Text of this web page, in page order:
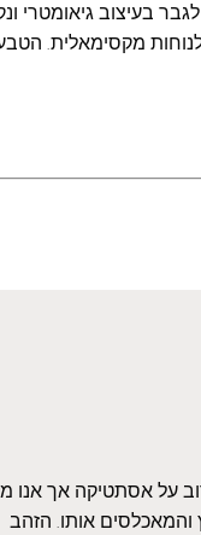
לגבר בעיצוב
מקסימאלית.
על אסתטיקה אך אנו
אותו. הזהב